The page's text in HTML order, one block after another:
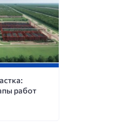
работ